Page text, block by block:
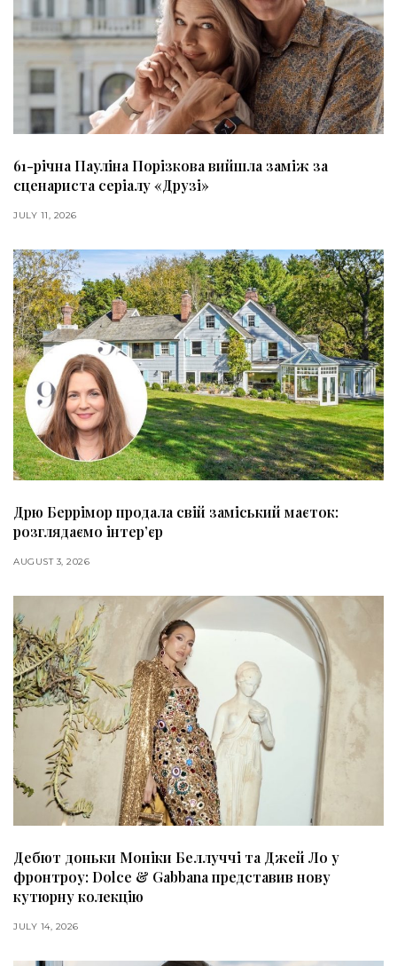
61-річна Пауліна Порізкова вийшла заміж за
сценариста серіалу «Друзі»
JULY 11, 2026
Дрю Беррімор продала свій заміський маєток:
розглядаємо інтер’єр
AUGUST 3, 2026
Дебют доньки Моніки Беллуччі та Джей Ло у
фронтроу: Dolce & Gabbana представив нову
кутюрну колекцію
JULY 14, 2026